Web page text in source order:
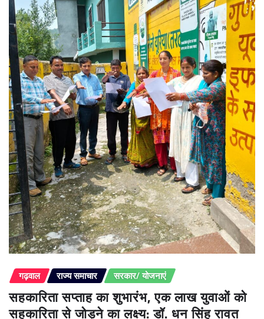
गढ़वाल राज्य समाचार सरकार/ योजनाएं
सहकारिता सप्ताह का शुभारंभ, एक लाख युवाओं को
सहकारिता से जोड़ने का लक्ष्य: डॉ. धन सिंह रावत